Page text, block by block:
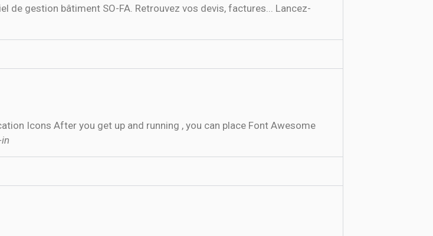
de gestion bâtiment SO-FA. Retrouvez vos devis, factures... Lancez-
Icons After you get up and running , you can place Font Awesome